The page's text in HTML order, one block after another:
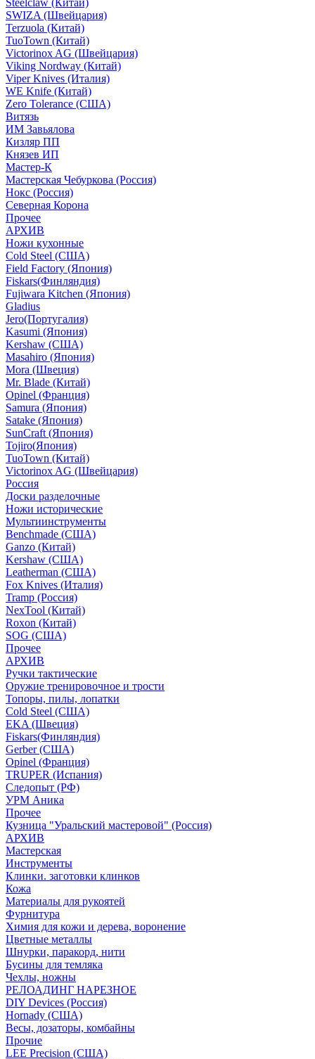
Steelclaw (Китай)
SWIZA (Швейцария)
Terzuola (Китай)
TuoTown (Китай)
Victorinox AG (Швейцария)
Viking Nordway (Китай)
Viper Knives (Италия)
WE Knife (Китай)
Zero Tolerance (США)
Витязь
ИМ Завьялова
Кизляр ПП
Князев ИП
Мастер-К
Мастерская Чебуркова (Россия)
Нокс (Россия)
Северная Корона
Прочее
АРХИВ
Ножи кухонные
Cold Steel (США)
Field Factory (Япония)
Fiskars(Финляндия)
Fujiwara Kitchen (Япония)
Gladius
Jero(Португалия)
Kasumi (Япония)
Kershaw (США)
Masahiro (Япония)
Mora (Швеция)
Mr. Blade (Китай)
Opinel (Франция)
Samura (Япония)
Satake (Япония)
SunCraft (Япония)
Tojiro(Япония)
TuoTown (Китай)
Victorinox AG (Швейцария)
Россия
Доски разделочные
Ножи исторические
Мультиинструменты
Benchmade (США)
Ganzo (Китай)
Kershaw (США)
Leatherman (США)
Fox Knives (Италия)
Tramp (Россия)
NexTool (Китай)
Roxon (Китай)
SOG (США)
Прочее
АРХИВ
Ручки тактические
Оружие тренировочное и трости
Топоры, пилы, лопатки
Cold Steel (США)
EKA (Швеция)
Fiskars(Финляндия)
Gerber (США)
Opinel (Франция)
TRUPER (Испания)
Следопыт (РФ)
УРМ Аника
Прочее
Кузница "Уральский мастеровой" (Россия)
АРХИВ
Мастерская
Инструменты
Клинки. заготовки клинков
Кожа
Материалы для рукоятей
Фурнитура
Химия для кожи и дерева, воронение
Цветные металлы
Шнурки, паракорд, нити
Бусины для темляка
Чехлы, ножны
РЕЛОАДИНГ НАРЕЗНОЕ
DIY Devices (Россия)
Hornady (США)
Весы, дозаторы, комбайны
Прочие
LEE Precision (США)